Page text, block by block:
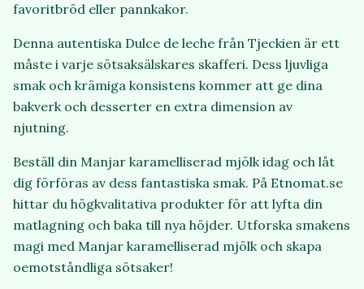
favoritbröd eller pannkakor.
Denna autentiska Dulce de leche från Tjeckien är ett
måste i varje sötsaksälskares skafferi. Dess ljuvliga
smak och krämiga konsistens kommer att ge dina
bakverk och desserter en extra dimension av
njutning.
Beställ din Manjar karamelliserad mjölk idag och låt
dig förföras av dess fantastiska smak. På Etnomat.se
hittar du högkvalitativa produkter för att lyfta din
matlagning och baka till nya höjder. Utforska smakens
magi med Manjar karamelliserad mjölk och skapa
oemotståndliga sötsaker!